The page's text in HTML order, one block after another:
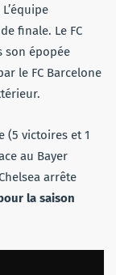
finale. Le FC
son épopée
le FC Barcelone
(5 victoires et 1
au Bayer
arrête
la saison